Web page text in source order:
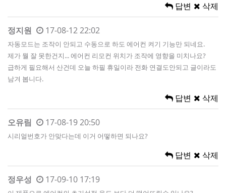
답변 삭제
정지원 17-08-12 22:02
자동모드는 조작이 안되고 수동으로 하도 에어컨 켜기 기능만 되네요.
제가 뭘 잘 못한건지... 에어컨 리모컨 위치가 조작에 영향을 미치나요?
급하게 필요해서 산건데 오늘 하필 휴일이라 전화 연결도안되고 글이라도
남겨 봅니다.
답변 삭제
오유림 17-08-19 20:50
시리얼번호가 안맞다는데 이거 어떻하면 되나요?
답변 삭제
정우성 17-09-10 17:19